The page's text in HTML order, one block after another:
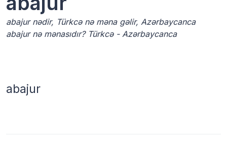
abajur nədir, Türkcə nə məna gəlir, Azərbaycanca
abajur nə mənasıdır? Türkcə - Azərbaycanca
abajur